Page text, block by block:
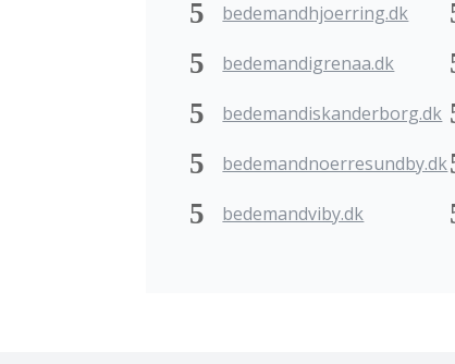
bedemandhjoerring.dk
bedemandigrenaa.dk
bedemandiskanderborg.dk
bedemandnoerresundby.dk
bedemandviby.dk